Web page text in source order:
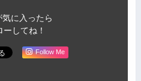
気に入ったら
ーしてね！
Follow Me